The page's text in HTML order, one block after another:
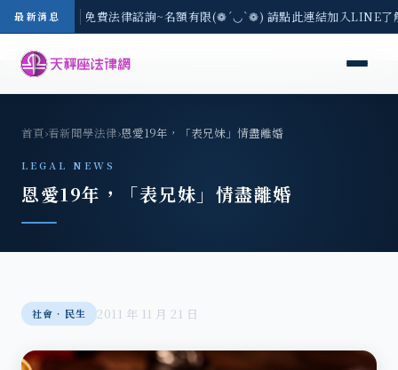
最新消息
-8/3(一) 現場免費法律諮詢~名額有限(❁´◡`❁) 請點此連結加入LINE
首頁›看新聞學法律›恩愛19年，「表兄妹」情盡離婚
LEGAL NEWS
恩愛19年，「表兄妹」情盡離婚
社會‧民生 2011 年 11 月 21 日